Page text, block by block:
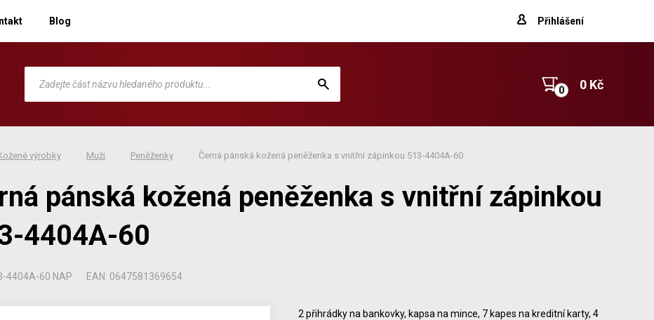
Blog Přihlášení
0 Kč
výrobky Muži Peněženky Černá pánská kožená peněženka s vnitřní zápinkou 513-4404A-60
pánská kožená peněženka s vnitřní zápinkou
4404A-60
4404A-60 NAP EAN: 0647581369654
2 přihrádky na bankovky, kapsa na mince, 7 kapes na kreditní karty, 4